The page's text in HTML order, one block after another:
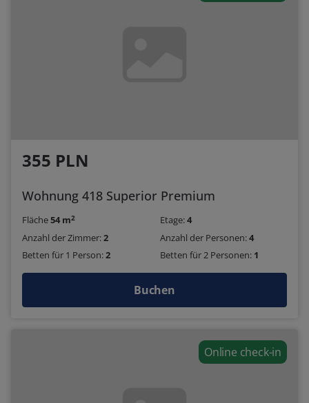
355 PLN
Wohnung 418 Superior Premium
Fläche54 m2 Etage:4
Anzahl der Zimmer:2 Anzahl der Personen:4
Betten für 1 Person:2 Betten für 2 Personen: 1
Buchen
Online check-in